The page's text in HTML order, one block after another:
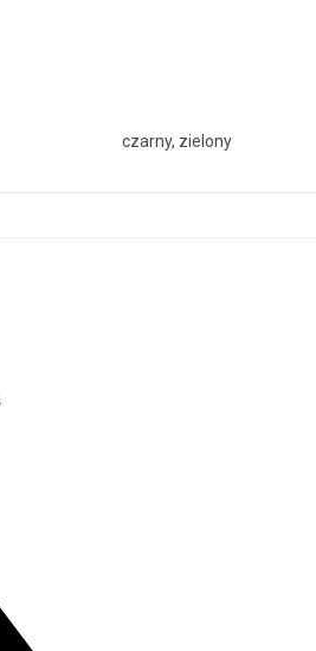
czarny, zielony